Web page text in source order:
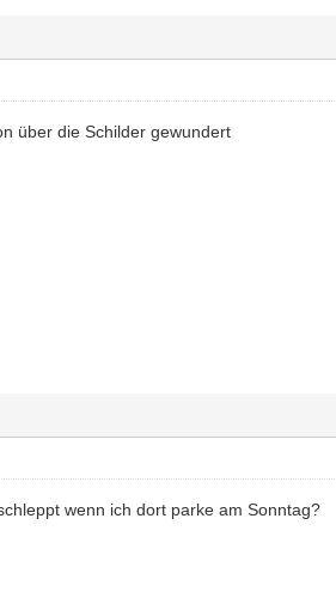
über die Schilder gewundert
wenn ich dort parke am Sonntag?